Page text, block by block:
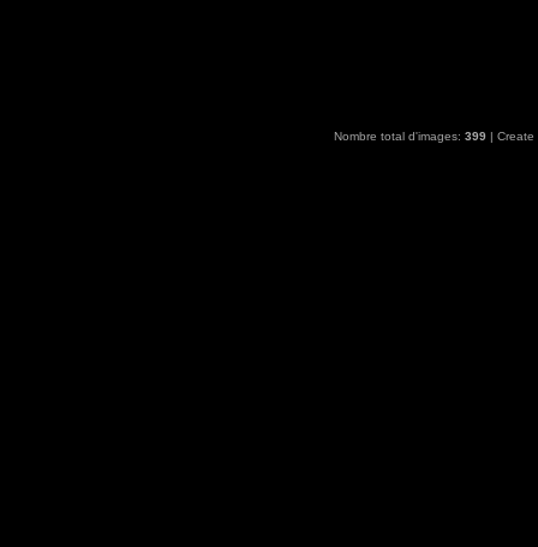
Nombre total d'images: 399 | Create